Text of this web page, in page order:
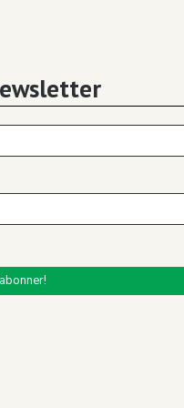
Santé mentale - Dr. Farah